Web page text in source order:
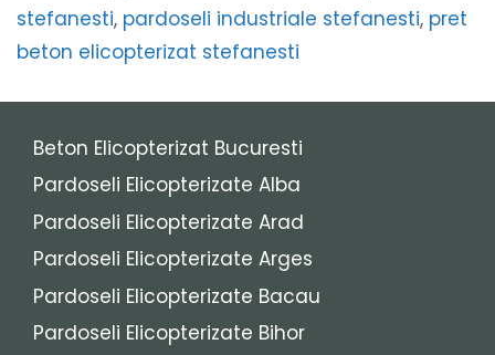
stefanesti, pardoseli industriale stefanesti, pret
beton elicopterizat stefanesti
Beton Elicopterizat Bucuresti
Pardoseli Elicopterizate Alba
Pardoseli Elicopterizate Arad
Pardoseli Elicopterizate Arges
Pardoseli Elicopterizate Bacau
Pardoseli Elicopterizate Bihor